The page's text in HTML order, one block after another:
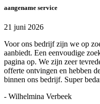
aangename service
21 juni 2026
Voor ons bedrijf zijn we op
aanbiedt. Een eenvoudige
pagina op. We zijn zeer
offerte ontvingen en hebben
binnen ons bedrijf. Super
- Wilhelmina Verbeek